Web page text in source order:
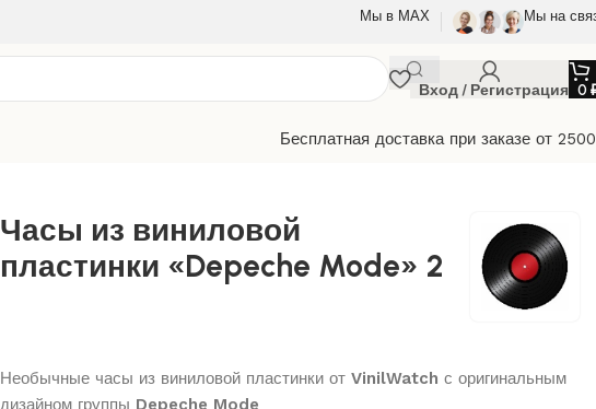
Мы в МАХ Мы на
Вход / Регистрация 0
Бесплатная доставка при заказе от
Часы из виниловой
пластинки «Depeche Mode» 2
Необычные часы из виниловой пластинки от VinilWatch с оригинальным
дизайном группы Depeche Mode